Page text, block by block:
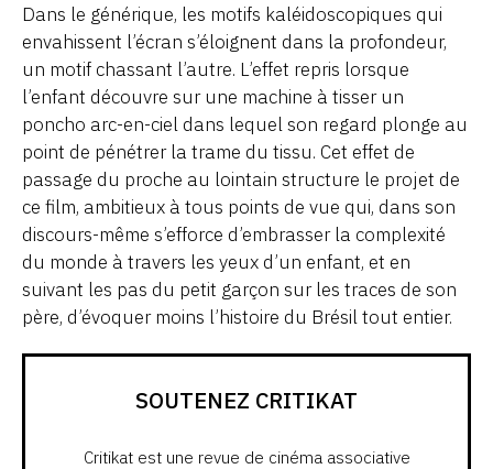
Dans le générique, les motifs kaléidoscopiques qui
envahissent l’écran s’éloignent dans la profondeur,
un motif chassant l’autre. L’effet repris lorsque
l’enfant découvre sur une machine à tisser un
poncho arc-en-ciel dans lequel son regard plonge au
point de pénétrer la trame du tissu. Cet effet de
passage du proche au lointain structure le projet de
ce film, ambitieux à tous points de vue qui, dans son
discours-même s’efforce d’embrasser la complexité
du monde à travers les yeux d’un enfant, et en
suivant les pas du petit garçon sur les traces de son
père, d’évoquer moins l’histoire du Brésil tout entier.
SOUTENEZ CRITIKAT
Critikat est une revue de cinéma associative